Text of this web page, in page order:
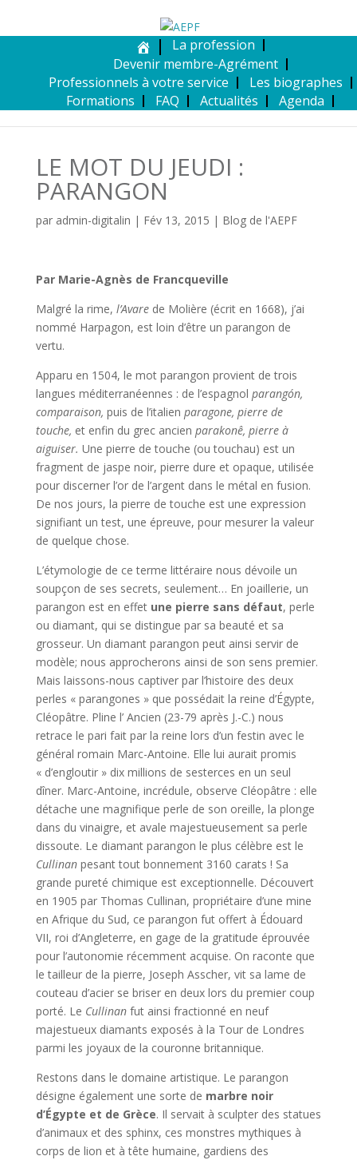
La profession
Devenir membre-Agrément
Professionnels à votre service
Les biographes
Formations
FAQ Actualités Agenda
LE MOT DU JEUDI :
PARANGON
par admin-digitalin | Fév 13, 2015 | Blog de l'AEPF
Par Marie-Agnès de Francqueville
Malgré la rime, l’Avare de Molière (écrit en 1668), j’ai
nommé Harpagon, est loin d’être un parangon de
vertu.
Apparu en 1504, le mot parangon provient de trois
langues méditerranéennes : de l’espagnol parangón,
comparaison, puis de l’italien paragone, pierre de
touche, et enfin du grec ancien parakonê, pierre à
aiguiser. Une pierre de touche (ou touchau) est un
fragment de jaspe noir, pierre dure et opaque, utilisée
pour discerner l’or de l’argent dans le métal en fusion.
De nos jours, la pierre de touche est une expression
signifiant un test, une épreuve, pour mesurer la valeur
de quelque chose.
L’étymologie de ce terme littéraire nous dévoile un
soupçon de ses secrets, seulement… En joaillerie, un
parangon est en effet une pierre sans défaut, perle
ou diamant, qui se distingue par sa beauté et sa
grosseur. Un diamant parangon peut ainsi servir de
modèle; nous approcherons ainsi de son sens premier.
Mais laissons-nous captiver par l’histoire des deux
perles « parangones » que possédait la reine d’Égypte,
Cléopâtre. Pline l’ Ancien (23-79 après J.-C.) nous
retrace le pari fait par la reine lors d’un festin avec le
général romain Marc-Antoine. Elle lui aurait promis
« d’engloutir » dix millions de sesterces en un seul
dîner. Marc-Antoine, incrédule, observe Cléopâtre : elle
détache une magnifique perle de son oreille, la plonge
dans du vinaigre, et avale majestueusement sa perle
dissoute. Le diamant parangon le plus célèbre est le
Cullinan pesant tout bonnement 3160 carats ! Sa
grande pureté chimique est exceptionnelle. Découvert
en 1905 par Thomas Cullinan, propriétaire d’une mine
en Afrique du Sud, ce parangon fut offert à Édouard
VII, roi d’Angleterre, en gage de la gratitude éprouvée
pour l’autonomie récemment acquise. On raconte que
le tailleur de la pierre, Joseph Asscher, vit sa lame de
couteau d’acier se briser en deux lors du premier coup
porté. Le Cullinan fut ainsi fractionné en neuf
majestueux diamants exposés à la Tour de Londres
parmi les joyaux de la couronne britannique.
Restons dans le domaine artistique. Le parangon
désigne également une sorte de marbre noir
d’Égypte et de Grèce. Il servait à sculpter des statues
d’animaux et des sphinx, ces monstres mythiques à
corps de lion et à tête humaine, gardiens des